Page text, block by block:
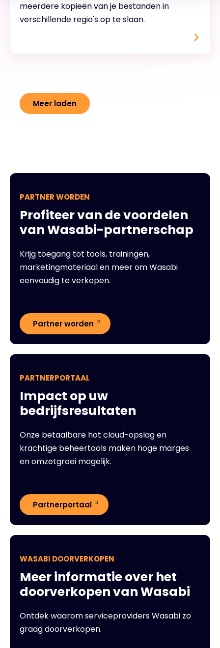
meerdere kopieën van je bestanden in
verschillende regio's op te slaan.
Meer laden
PARTNER WORDEN
Profiteer van de voordelen
van Wasabi-partnerschap
Krijg toegang tot tools, trainingen,
marketingmateriaal en meer om Wasabi
eenvoudig te verkopen.
Partner worden
PARTNERPORTAAL
Impact op uw
bedrijfsresultaten
Onze betaalbare hot cloud-opslag en
krachtige beheertools maken hoge marges
en omzetgroei mogelijk.
Partnerportaal
WASABI DOORVERKOPEN
Meer informatie over het
doorverkopen van Wasabi
Ontdek waarom serviceproviders Wasabi zo
graag doorverkopen.